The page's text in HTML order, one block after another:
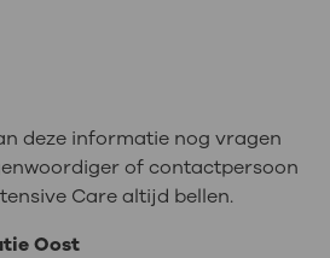
deze informatie nog vragen
of contactpersoon
Care altijd bellen.
Oost